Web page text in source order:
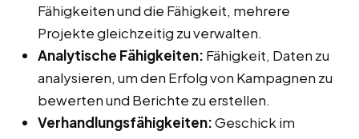
Fähigkeiten und die Fähigkeit, mehrere
Projekte gleichzeitig zu verwalten.
Analytische Fähigkeiten: Fähigkeit, Daten zu
analysieren, um den Erfolg von Kampagnen zu
bewerten und Berichte zu erstellen.
Verhandlungsfähigkeiten:Geschick im